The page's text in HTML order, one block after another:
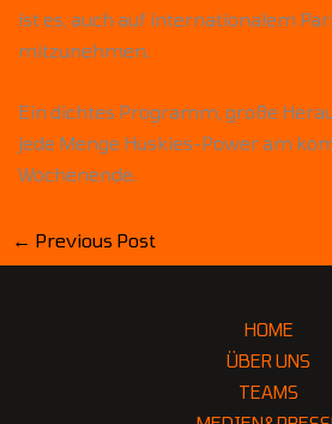
ist es, auch auf internationalem
mitzunehmen.
Ein dichtes Programm, große
jede Menge Huskies-Power am
Wochenende.
← Previous Post
HOME
ÜBER UNS
TEAMS